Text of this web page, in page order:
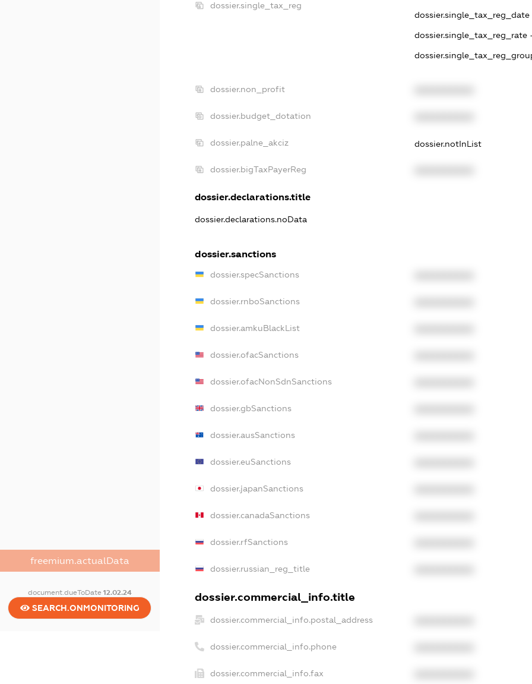
freemium.actualData
document.dueToDate 12.02.24
SEARCH.ONMONITORING
dossier.single_tax_reg
dossier.single_tax_reg_date -
dossier.single_tax_reg_rate
dossier.non_profit
dossier.budget_dotation
dossier.palne_akciz dossier.notInList
dossier.bigTaxPayerReg
dossier.declarations.title
dossier.declarations.noData
dossier.sanctions
dossier.specSanctions
dossier.rnboSanctions
dossier.amkuBlackList
dossier.ofacSanctions
dossier.ofacNonSdnSanctions
dossier.gbSanctions
dossier.ausSanctions
dossier.euSanctions
dossier.japanSanctions
dossier.canadaSanctions
dossier.rfSanctions
dossier.russian_reg_title
dossier.commercial_info.title
dossier.commercial_info.postal_address
dossier.commercial_info.phone
dossier.commercial_info.fax